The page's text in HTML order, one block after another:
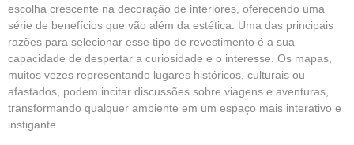
escolha crescente na decoração de interiores, oferecendo uma
série de benefícios que vão além da estética. Uma das principais
razões para selecionar esse tipo de revestimento é a sua
capacidade de despertar a curiosidade e o interesse. Os mapas,
muitos vezes representando lugares históricos, culturais ou
afastados, podem incitar discussões sobre viagens e aventuras,
transformando qualquer ambiente em um espaço mais interativo e
instigante.